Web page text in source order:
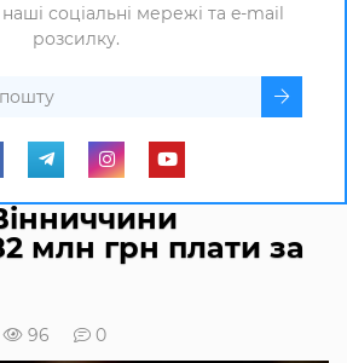
соціальні мережі та e-mail
розсилку.
млн грн плати за
96 0